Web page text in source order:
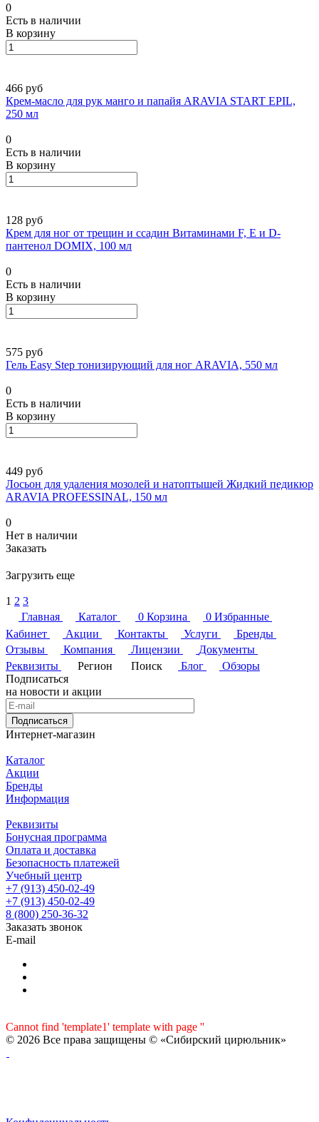
0
Есть в наличии
В корзину
466 руб
Крем-масло для рук манго и папайя ARAVIA START EPIL,
250 мл
0
Есть в наличии
В корзину
128 руб
Крем для ног от трещин и ссадин Витаминами F, E и D-
пантенол DOMIX, 100 мл
0
Есть в наличии
В корзину
575 руб
Гель Easy Step тонизирующий для ног ARAVIA, 550 мл
0
Есть в наличии
В корзину
449 руб
Лосьон для удаления мозолей и натоптышей Жидкий педикюр
ARAVIA PROFESSINAL, 150 мл
0
Нет в наличии
Заказать
Загрузить еще
1 2 3
Главная
Каталог 0 Корзина 0 Избранные
Кабинет
Акции Контакты Услуги
Бренды
Отзывы
Компания Лицензии
Документы
Реквизиты
Регион Поиск Блог
Обзоры
Подписаться
на новости и акции
Подписаться
Интернет-магазин
Каталог
Акции
Бренды
Информация
Реквизиты
Бонусная программа
Оплата и доставка
Безопасность платежей
Учебный центр
+7 (913) 450-02-49
+7 (913) 450-02-49
8 (800) 250-36-32
Заказать звонок
E-mail
Cannot find 'template1' template with page ''
© 2026 Все права защищены © «Сибирский цирюльник»